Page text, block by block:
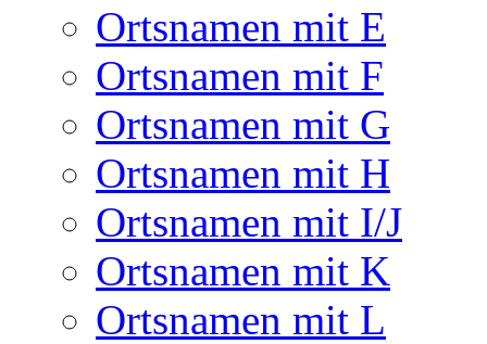
Ortsnamen mit E
Ortsnamen mit F
Ortsnamen mit G
Ortsnamen mit H
Ortsnamen mit I/J
Ortsnamen mit K
Ortsnamen mit L